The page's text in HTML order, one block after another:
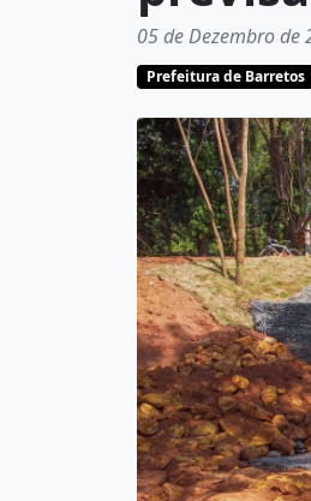
05 de Dezembro de
Prefeitura de Barretos